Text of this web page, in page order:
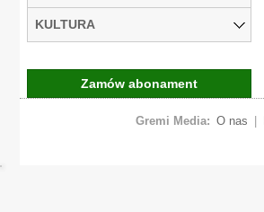
KULTURA
Zamów abonament
Gremi Media: O nas